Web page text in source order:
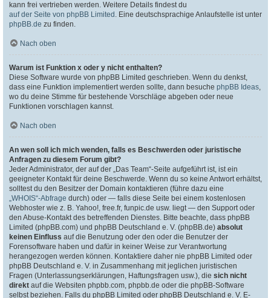
kann frei vertrieben werden. Weitere Details findest du
auf der Seite von phpBB Limited . Eine deutschsprachige Anlaufstelle ist unter
phpBB.de zu finden.
Nach oben
Warum ist Funktion x oder y nicht enthalten?
Diese Software wurde von phpBB Limited geschrieben. Wenn du denkst,
dass eine Funktion implementiert werden sollte, dann besuche phpBB Ideas,
wo du deine Stimme für bestehende Vorschläge abgeben oder neue
Funktionen vorschlagen kannst.
Nach oben
An wen soll ich mich wenden, falls es Beschwerden oder juristische
Anfragen zu diesem Forum gibt?
Jeder Administrator, der auf der „Das Team“-Seite aufgeführt ist, ist ein
geeigneter Kontakt für deine Beschwerde. Wenn du so keine Antwort erhältst,
solltest du den Besitzer der Domain kontaktieren (führe dazu eine
„WHOIS“-Abfrage durch) oder — falls diese Seite bei einem kostenlosen
Webhoster wie z. B. Yahoo!, free.fr, funpic.de usw. liegt — den Support oder
den Abuse-Kontakt des betreffenden Dienstes. Bitte beachte, dass phpBB
Limited (phpBB.com) und phpBB Deutschland e. V. (phpBB.de) absolut
keinen Einfluss auf die Benutzung oder den oder die Benutzer der
Forensoftware haben und dafür in keiner Weise zur Verantwortung
herangezogen werden können. Kontaktiere daher nie phpBB Limited oder
phpBB Deutschland e. V. in Zusammenhang mit jeglichen juristischen
Fragen (Unterlassungserklärungen, Haftungsfragen usw.), die sich nicht
direkt auf die Websiten phpbb.com, phpbb.de oder die phpBB-Software
selbst beziehen. Falls du phpBB Limited oder phpBB Deutschland e. V. E-